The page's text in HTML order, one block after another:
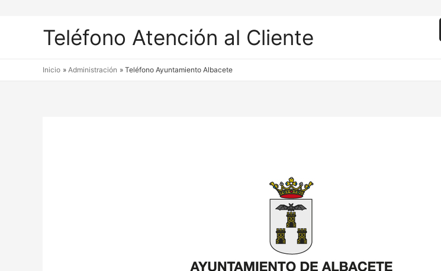
Teléfono Atención al Cliente
Inicio Administración Teléfono Ayuntamiento Albacete